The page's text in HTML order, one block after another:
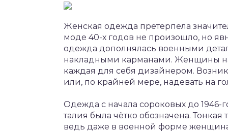
Женская одежда претерпела
моде 40-х годов не произошло, но
одежда дополнялась военными
накладными карманами. Женщины
каждая для себя дизайнером.
или, по крайней мере, надевать на
Одежда с начала сороковых до 1946-
талия была чётко обозначена.
ведь даже в военной форме